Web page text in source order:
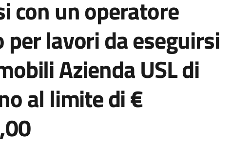
con un operatore
per lavori da eseguirsi
Azienda USL di
al limite di €